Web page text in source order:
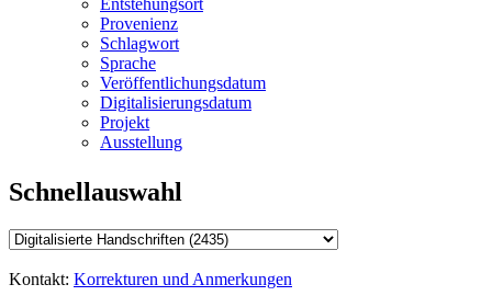
Entstehungsort
Provenienz
Schlagwort
Sprache
Veröffentlichungsdatum
Digitalisierungsdatum
Projekt
Ausstellung
Schnellauswahl
Kontakt: Korrekturen und Anmerkungen